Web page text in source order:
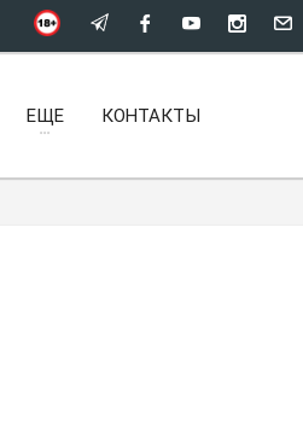
ЕЩЕ КОНТАКТЫ